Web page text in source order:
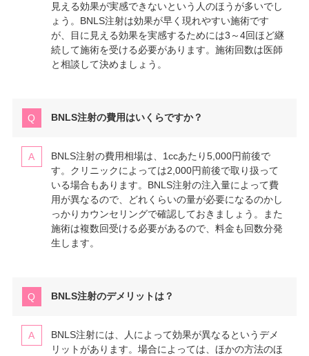
見える効果が実感できないという人のほうが多いでし
ょう。BNLS注射は効果が早く現れやすい施術です
が、目に見える効果を実感するためには3～4回ほど継
続して施術を受ける必要があります。施術回数は医師
と相談して決めましょう。
BNLS注射の費用はいくらですか？
BNLS注射の費用相場は、1ccあたり5,000円前後で
す。クリニックによっては2,000円前後で取り扱って
いる場合もあります。BNLS注射の注入量によって費
用が異なるので、どれくらいの量が必要になるのかし
っかりカウンセリングで確認しておきましょう。また
施術は複数回受ける必要があるので、料金も回数分発
生します。
BNLS注射のデメリットは？
BNLS注射には、人によって効果が異なるというデメ
リットがあります。場合によっては、ほかの方法のほ